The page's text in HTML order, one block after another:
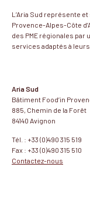
L’Aria Sud représente
Provence-Alpes-Côte
des PME régionales par
services adaptés à
Aria Sud
Bâtiment Food’in
885, Chemin de la Forêt
84140 Avignon
Tél. : +33 (0)490 315 519
Fax : +33 (0)490 315 510
Contactez-nous